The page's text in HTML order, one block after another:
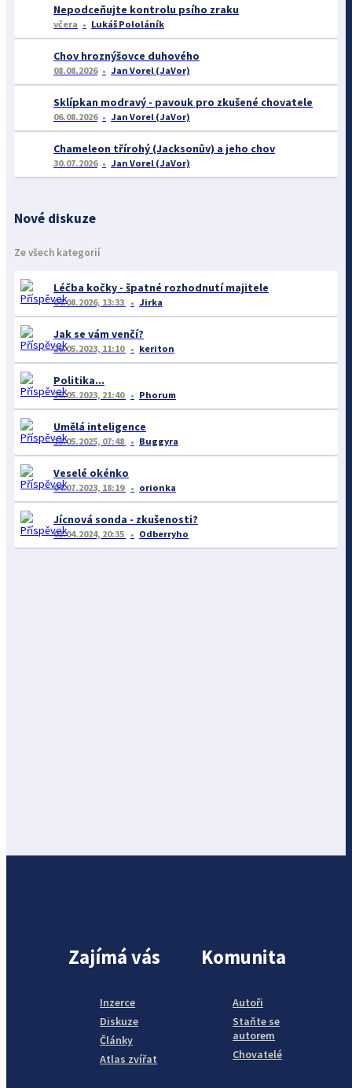
Nepodceňujte kontrolu psího zraku
včera Lukáš Pololáník
Chov hroznýšovce duhového
08.08.2026 Jan Vorel (JaVor)
Sklípkan modravý - pavouk pro zkušené chovatele
06.08.2026 Jan Vorel (JaVor)
Chameleon třírohý (Jacksonův) a jeho chov
30.07.2026 Jan Vorel (JaVor)
Nové diskuze
Ze všech kategorií
Léčba kočky - špatné rozhodnutí majitele
04.08.2026, 13:33 Jirka
Jak se vám venčí?
26.05.2023, 11:10 keriton
Politika...
26.05.2023, 21:40 Phorum
Umělá inteligence
13.05.2025, 07:48 Buggyra
Veselé okénko
04.07.2023, 18:19 orionka
Jícnová sonda - zkušenosti?
02.04.2024, 20:35 Odberryho
Zajímá vás
Inzerce
Diskuze
Články
Atlas zvířat
Komunita
Autoři
Staňte se
autorem
Chovatelé